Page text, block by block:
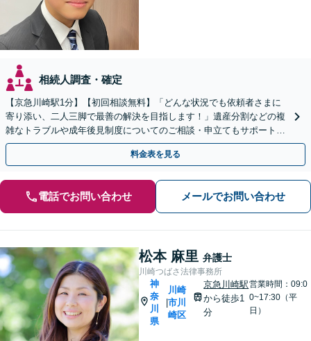
相続人調査・確定
【京急川崎駅1分】【初回相談無料】「どんな状況でも依頼者さまに
寄り添い、二人三脚で最善の解決を目指します！」遺産分割などの複
雑なトラブルや成年後見制度についてのご相談・申立てもサポート。
一人で抱え込まず、まずはお話をお聞かせください
料金表を見る
電話でお問い合わせ メールでお問い合わせ
松本 麻里 弁護士
川崎つばさ法律事務所
神
奈
川
県
|
川崎
市川
崎区
京急川崎駅
から徒歩1
分
営業時間：09:0
0~17:30（平
日）